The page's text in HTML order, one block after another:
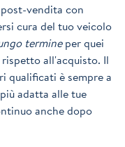
vendita con
cura del tuo veicolo
termineper quei
all'acquisto. Il
qualificati è sempre a
adatta alle tue
anche dopo